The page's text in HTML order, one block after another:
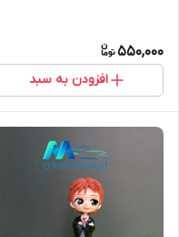
550,000
افزودن به سبد